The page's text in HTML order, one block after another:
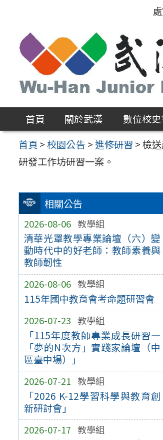
區
首頁 關於武漢 數位校
首頁 >校園公告 >進修研習 >檢
研發工作坊研習一案。
相關公告
2026-08-06 教學組
清華光罩教學專業論壇（六）變
動時代中的好老師：教師素養與
教師韌性
2026-08-06 教學組
115年國中教育會考命題研習會
2026-07-23 教學組
「115年度教師專業成長研習—
「夢的N次方」實踐家論壇（中
區臺中場）」
2026-07-21 教學組
「2026 K-12學習科學與教育創
新研討會」
2026-07-17 教學組